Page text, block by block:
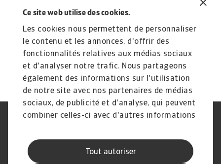
Ce site web utilise des cookies.
Les cookies nous permettent de personnaliser
le contenu et les annonces, d'offrir des
fonctionnalités relatives aux médias sociaux
et d'analyser notre trafic. Nous partageons
également des informations sur l'utilisation
de notre site avec nos partenaires de médias
sociaux, de publicité et d'analyse, qui peuvent
combiner celles-ci avec d'autres informations
collectées lors de votre utilisation de leurs
services.
Tout autoriser
crédit
Découvrez les différents types de limites de crédit :
Start Cover, Credit Check, Limite de ...
Sécurité
Information aux fournisseurs
Notre charte Qualité de Service